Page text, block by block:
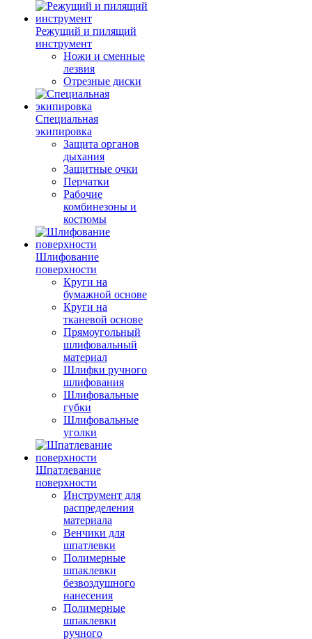
Режущий и пилящий
инструмент
Ножи и сменные
лезвия
Отрезные диски
Специальная
экипировка
Защита органов
дыхания
Защитные очки
Перчатки
Рабочие
комбинезоны и
костюмы
Шлифование
поверхности
Круги на
бумажной основе
Круги на
тканевой основе
Прямоугольный
шлифовальный
материал
Шлифки ручного
шлифования
Шлифовальные
губки
Шлифовальные
уголки
Шпатлевание
поверхности
Инструмент для
распределения
материала
Венчики для
шпатлевки
Полимерные
шпаклевки
безвоздушного
нанесения
Полимерные
шпаклевки
ручного